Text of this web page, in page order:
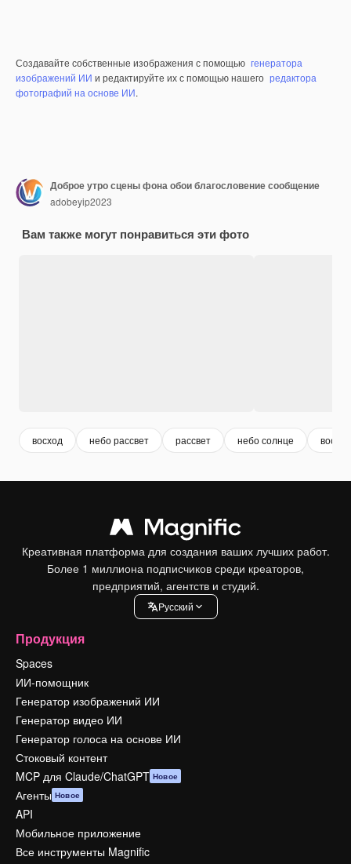
Создавайте собственные изображения с помощью генератора
изображений ИИ и редактируйте их с помощью нашего редактора
фотографий на основе ИИ.
Доброе утро сцены фона обои благословение сообщение
adobeyip2023
Вам также могут понравиться эти фото
восход небо рассвет рассвет небо солнце
Креативная платформа для создания ваших лучших работ.
Более 1 миллиона подписчиков среди креаторов,
предприятий, агентств и студий.
Pусский
Продукция
Spaces
ИИ-помощник
Генератор изображений ИИ
Генератор видео ИИ
Генератор голоса на основе ИИ
Стоковый контент
MCP для Claude/ChatGPT Новое
Агенты Новое
API
Мобильное приложение
Все инструменты Magnific